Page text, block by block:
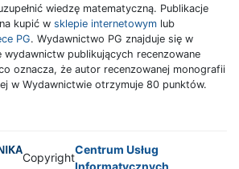
wiedzę matematyczną. Publikacje
kupić w sklepie internetowym lub
PG. Wydawnictwo PG znajduje się w
wydawnictw publikujących recenzowane
oznacza, że autor recenzowanej monografii
w Wydawnictwie otrzymuje 80 punktów.
Copyright
Centrum Usług
Informatycznych